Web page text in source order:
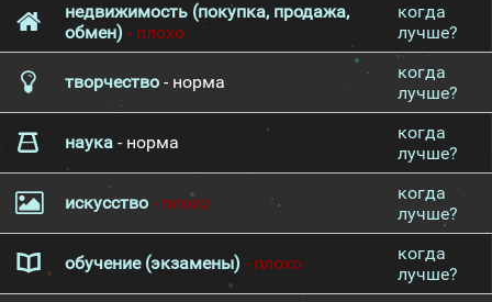
недвижимость (покупка, продажа,
обмен) - плохо
когда
лучше?
творчество - норма
когда
лучше?
наука - норма
когда
лучше?
искусство - плохо
когда
лучше?
обучение (экзамены) - плохо
когда
лучше?